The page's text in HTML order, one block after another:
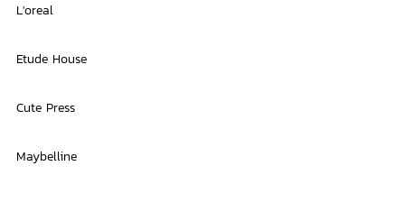
L'oreal
Etude House
Cute Press
Maybelline